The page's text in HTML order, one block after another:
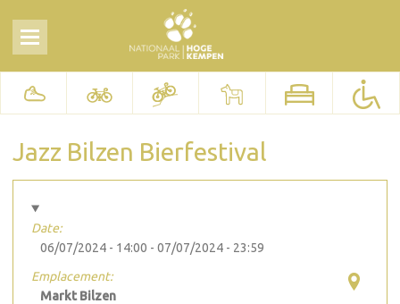
Jazz Bilzen Bierfestival
Date:
06/07/2024 - 14:00 - 07/07/2024 - 23:59
Emplacement:
Markt Bilzen